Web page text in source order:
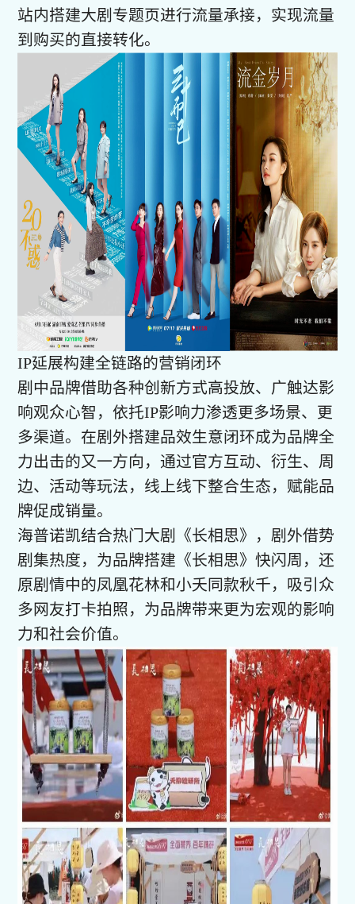
站内搭建大剧专题页进行流量承接，实现流量
到购买的直接转化。
IP延展构建全链路的营销闭环
剧中品牌借助各种创新方式高投放、广触达影
响观众心智，依托IP影响力渗透更多场景、更
多渠道。在剧外搭建品效生意闭环成为品牌全
力出击的又一方向，通过官方互动、衍生、周
边、活动等玩法，线上线下整合生态，赋能品
牌促成销量。
海普诺凯结合热门大剧《长相思》，剧外借势
剧集热度，为品牌搭建《长相思》快闪周，还
原剧情中的凤凰花林和小夭同款秋千，吸引众
多网友打卡拍照，为品牌带来更为宏观的影响
力和社会价值。